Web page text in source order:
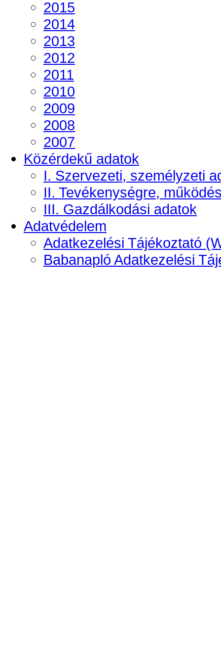
2015
2014
2013
2012
2011
2010
2009
2008
2007
Közérdekű adatok
I. Szervezeti, személyzeti
II. Tevékenységre,
III. Gazdálkodási adatok
Adatvédelem
Adatkezelési Tájékoztató
Babanapló Adatkezelési